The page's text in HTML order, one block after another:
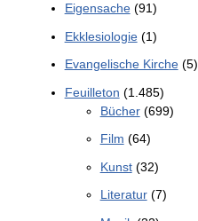
Eigensache(91)
Ekklesiologie(1)
Evangelische Kirche(5)
Feuilleton (1.485)
Bücher(699)
Film (64)
Kunst(32)
Literatur(7)